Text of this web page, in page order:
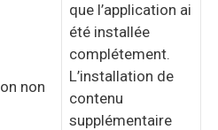
non
que l’application ai
été installée
complétement.
L’installation de
contenu
supplémentaire